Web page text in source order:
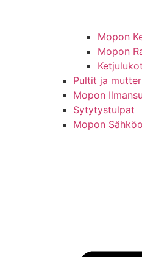
Mopon
Mopon
Pultit ja
Mopon
Sytytystulpat
Mopon